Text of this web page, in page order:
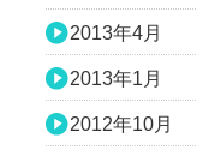
2013年4月
2013年1月
2012年10月